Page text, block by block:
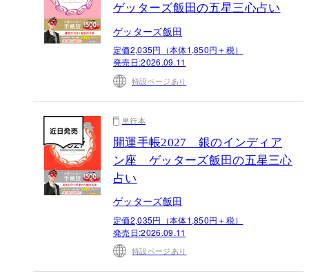
ゲッターズ飯田の五星三心占い
ゲッターズ飯田
定価2,035円（本体1,850円＋税）
発売日:2026.09.11
特設ページあり
単行本
開運手帳2027 銀のインディア
ン座 ゲッターズ飯田の五星三心
占い
ゲッターズ飯田
定価2,035円（本体1,850円＋税）
発売日:2026.09.11
特設ページあり